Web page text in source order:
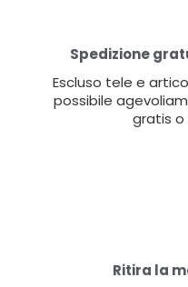
Spedizione
Escluso tele e
possibile
gratis
Ritira la